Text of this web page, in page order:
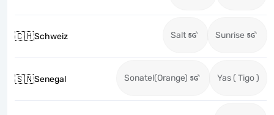
🇨🇭Schweiz Salt Sunrise
🇸🇳Senegal Sonatel(Orange) Yas ( Tigo )